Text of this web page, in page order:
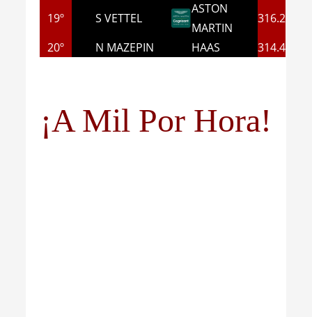
19º S VETTEL
ASTON
MARTIN
316.2
20º
N MAZEPIN HAAS 314.4
¡A Mil Por Hora!